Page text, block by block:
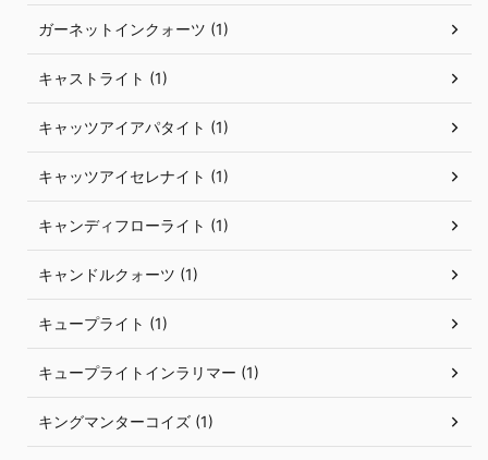
ガーネットインクォーツ (1)
キャストライト (1)
キャッツアイアパタイト (1)
キャッツアイセレナイト (1)
キャンディフローライト (1)
キャンドルクォーツ (1)
キュープライト (1)
キュープライトインラリマー (1)
キングマンターコイズ (1)